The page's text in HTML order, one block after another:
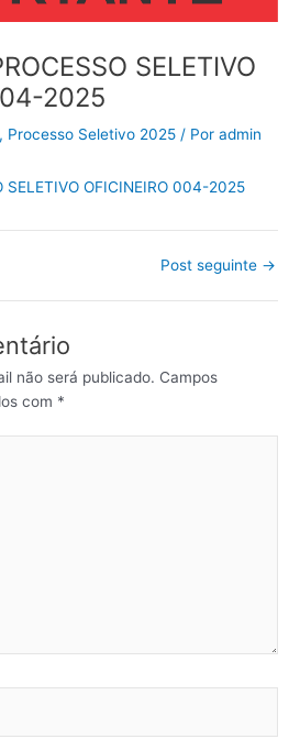
SELETIVO
2025
, Processo Seletivo 2025 / Por admin
SELETIVO OFICINEIRO 004-2025
Post seguinte →
não será publicado. Campos
com *